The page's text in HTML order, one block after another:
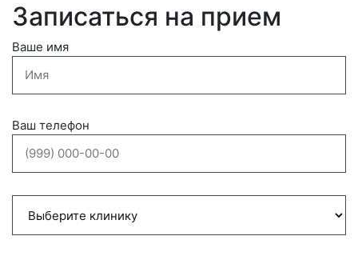
Записаться на прием
Ваше имя
Ваш телефон